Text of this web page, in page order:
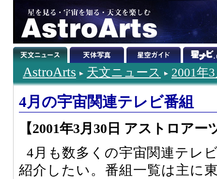
AstroArts 天文ニュース 2001年
4月の宇宙関連テレビ番組
【2001年3月30日 アストロアー
4月も数多くの宇宙関連テレ
紹介したい。番組一覧は主に